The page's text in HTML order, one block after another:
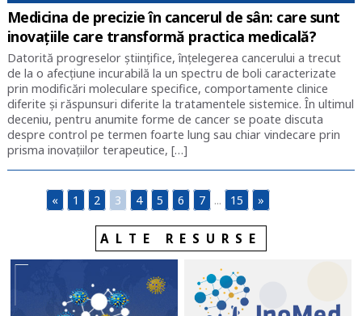
Medicina de precizie în cancerul de sân: care sunt
inovațiile care transformă practica medicală?
Datorită progreselor științifice, înțelegerea cancerului a trecut
de la o afecțiune incurabilă la un spectru de boli caracterizate
prin modificări moleculare specifice, comportamente clinice
diferite și răspunsuri diferite la tratamentele sistemice. În ultimul
deceniu, pentru anumite forme de cancer se poate discuta
despre control pe termen foarte lung sau chiar vindecare prin
prisma inovațiilor terapeutice, […]
« 1 2 3 4 5 6 7 ... 15 »
ALTE RESURSE